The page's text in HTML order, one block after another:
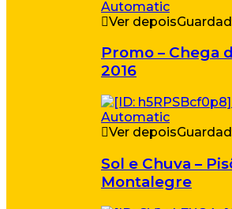
Ver depois
Promo – Chega
2016
Ver depois
Sol e Chuva –
Montalegre